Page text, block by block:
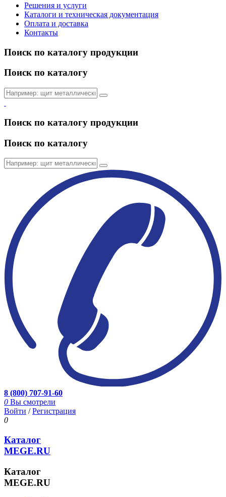
Решения и услуги
Каталоги и техническая документация
Оплата и доставка
Контакты
Поиск по каталогу продукции
Поиск по каталогу
Поиск по каталогу продукции
Поиск по каталогу
8 (800) 707-91-60
0 Вы смотрели
Войти /Регистрация
0
Каталог
MEGE.RU
Каталог
MEGE.RU